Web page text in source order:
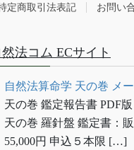
定商取引法表記 お問い
然法コム ECサイト
自然法算命学 天の巻 メ
天の巻 鑑定報告書 PDF版
天の巻 羅針盤 鑑定書：
55,000円 申込５本限 […]